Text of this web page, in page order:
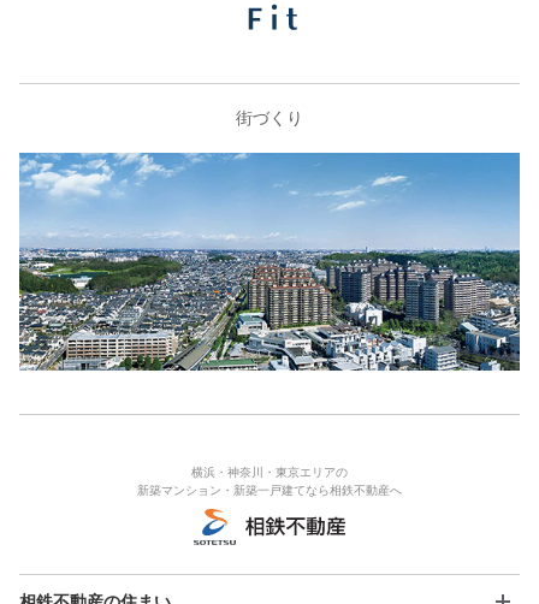
街づくり
横浜・神奈川・東京エリアの
新築マンション・新築一戸建てなら相鉄不動産へ